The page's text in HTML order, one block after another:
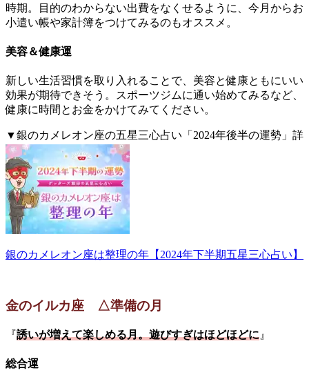
時期。目的のわからない出費をなくせるように、今月からお
小遣い帳や家計簿をつけてみるのもオススメ。
美容＆健康運
新しい生活習慣を取り入れることで、美容と健康ともにいい
効果が期待できそう。スポーツジムに通い始めてみるなど、
健康に時間とお金をかけてみてください。
▼銀のカメレオン座の五星三心占い「2024年後半の運勢」詳
細はこちら。
銀のカメレオン座は整理の年【2024年下半期五星三心占い】
金のイルカ座 △準備の月
『誘いが増えて楽しめる月。遊びすぎはほどほどに 』
総合運